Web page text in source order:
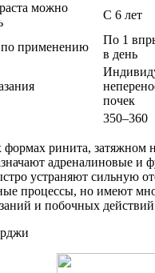
можно
С 6 лет
применению
По 1
в день
почек
350–360
ринита, затяжном
адреналиновые и
устраняют сильную
процессы, но имеют
и побочных